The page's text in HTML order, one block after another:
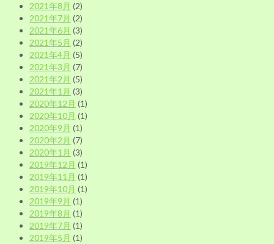
2021年8月 (2)
2021年7月 (2)
2021年6月 (3)
2021年5月 (2)
2021年4月 (5)
2021年3月 (7)
2021年2月 (5)
2021年1月 (3)
2020年12月 (1)
2020年10月 (1)
2020年9月 (1)
2020年2月 (7)
2020年1月 (3)
2019年12月 (1)
2019年11月 (1)
2019年10月 (1)
2019年9月 (1)
2019年8月 (1)
2019年7月 (1)
2019年5月 (1)